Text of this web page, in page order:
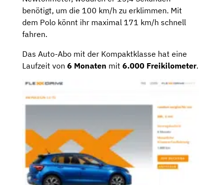
benötigt, um die 100 km/h zu erklimmen. Mit
dem Polo könnt ihr maximal 171 km/h schnell
fahren.
Das Auto-Abo mit der Kompaktklasse hat eine
Laufzeit von 6 Monaten mit 6.000 Freikilometer.